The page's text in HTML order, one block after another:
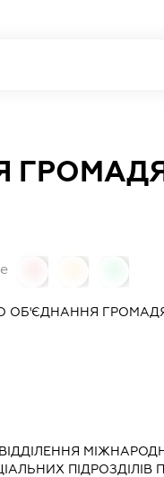
ОБ'ЄДНАННЯ
ПІДРОЗДІЛІВ